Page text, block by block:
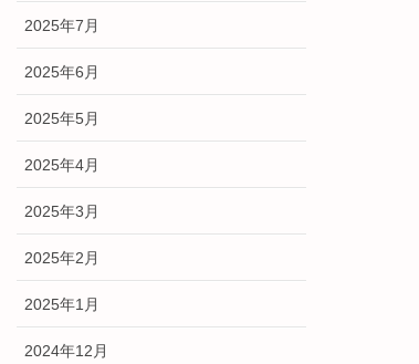
2025年7月
2025年6月
2025年5月
2025年4月
2025年3月
2025年2月
2025年1月
2024年12月